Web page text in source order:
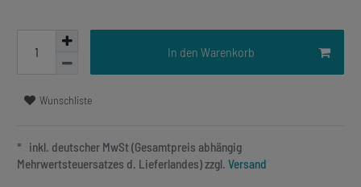
In den Warenkorb
Wunschliste
* inkl. deutscher MwSt (Gesamtpreis abhängig
Mehrwertsteuersatzes d. Lieferlandes) zzgl. Versand